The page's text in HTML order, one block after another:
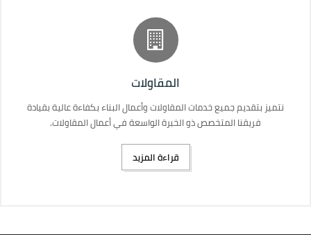
المقاولات
نتميز بتقديم جميع خدمات المقاولات وأعمال البناء بكفاءة عالية بقيادة
فريقنا المتخصص ذو الخبرة الواسعة في أعمال المقاولات.
قراءة المزيد